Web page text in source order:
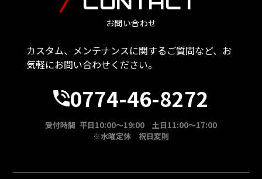
お問い合わせ
カスタム、メンテナンスに関するご質問など、お
気軽にお問い合わせください。
0774-46-8272
受付時間 平日10:00～19:00 土日11:00～17:00
※水曜定休 祝日変則